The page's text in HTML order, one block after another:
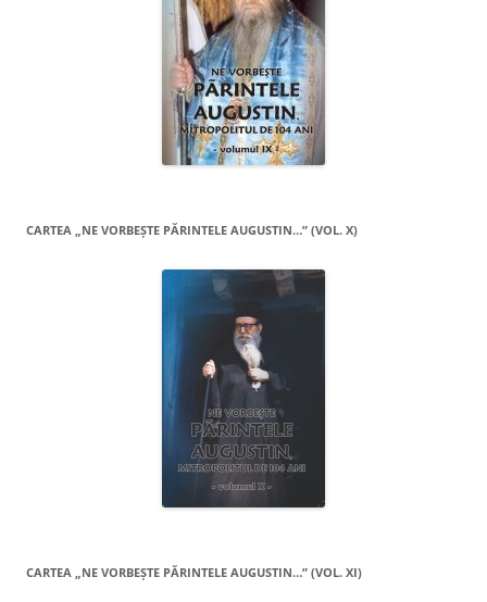
CARTEA „NE VORBEŞTE PĂRINTELE AUGUSTIN…” (VOL. X)
CARTEA „NE VORBEŞTE PĂRINTELE AUGUSTIN…” (VOL. XI)